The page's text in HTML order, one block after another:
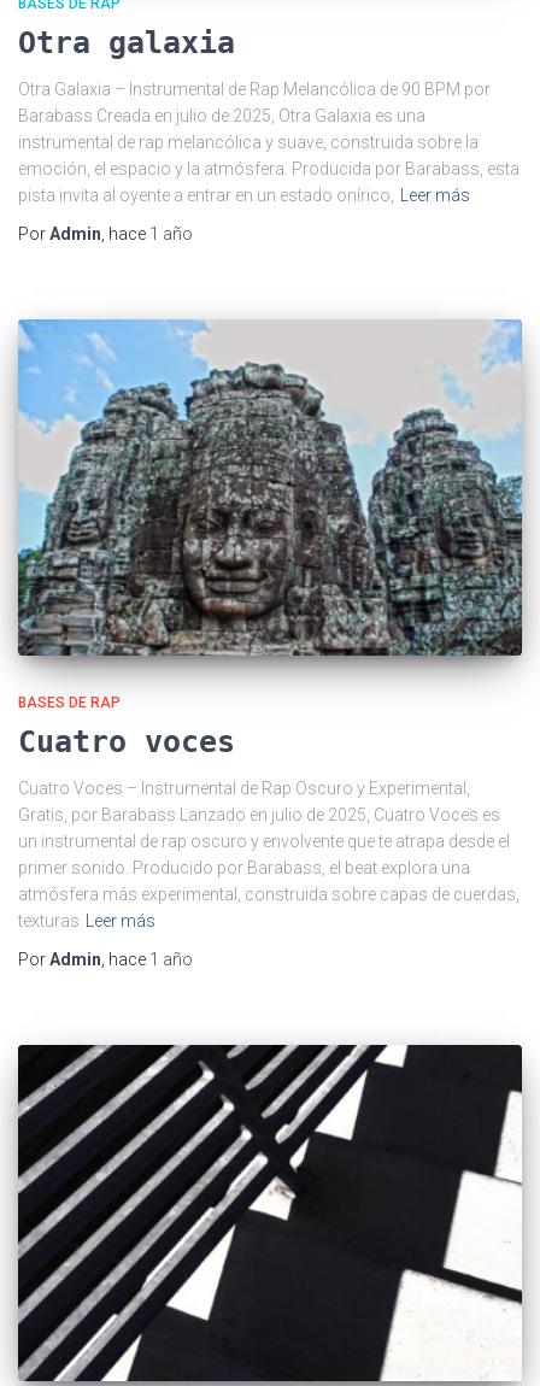
BASES DE RAP
Otra galaxia
Otra Galaxia – Instrumental de Rap Melancólica de 90 BPM por
Barabass Creada en julio de 2025, Otra Galaxia es una
instrumental de rap melancólica y suave, construida sobre la
emoción, el espacio y la atmósfera. Producida por Barabass, esta
pista invita al oyente a entrar en un estado onírico, Leer más
PorAdmin, hace 1 año
BASES DE RAP
Cuatro voces
Cuatro Voces – Instrumental de Rap Oscuro y Experimental,
Gratis, por Barabass Lanzado en julio de 2025, Cuatro Voces es
un instrumental de rap oscuro y envolvente que te atrapa desde el
primer sonido. Producido por Barabass, el beat explora una
atmósfera más experimental, construida sobre capas de cuerdas,
texturas
Leer más
PorAdmin , hace 1 año